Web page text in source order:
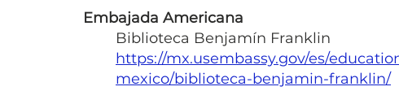
Embajada Americana
Biblioteca Benjamín Franklin
https://mx.usembassy.gov/es/
mexico/biblioteca-benjamin-franklin/